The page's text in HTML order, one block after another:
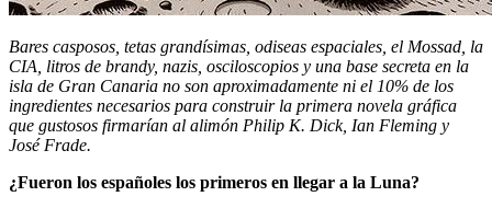
Bares casposos, tetas grandísimas, odiseas espaciales, el Mossad, la
CIA, litros de brandy, nazis, osciloscopios y una base secreta en la
isla de Gran Canaria no son aproximadamente ni el 10% de los
ingredientes necesarios para construir la primera novela gráfica
que gustosos firmarían al alimón Philip K. Dick, Ian Fleming y
José Frade.
¿Fueron los españoles los primeros en llegar a la Luna?